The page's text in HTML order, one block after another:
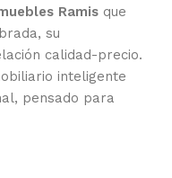
Ramis que
su
calidad-precio.
inteligente
pensado para